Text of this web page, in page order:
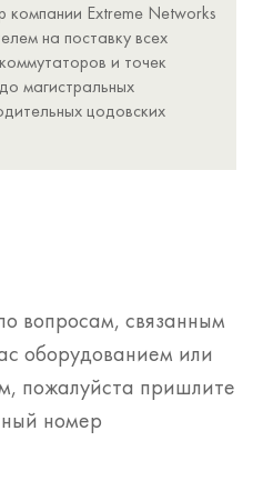
Extreme Networks
на поставку всех
и точек
магистральных
цодовских
вопросам, связанным
оборудованием или
пожалуйста пришлите
номер